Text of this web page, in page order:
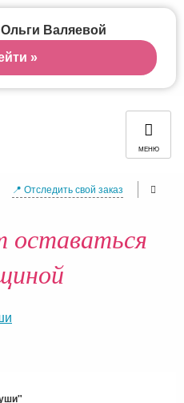
МЕНЮ
📍 Отследить свой заказ
оставаться
Валяевой
»